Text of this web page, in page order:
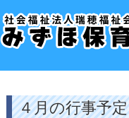
４月の行事予